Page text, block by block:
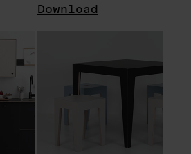
Download